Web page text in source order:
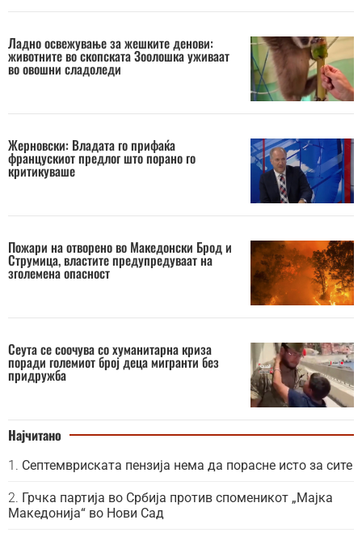
Ладно освежување за жешките денови:
животните во скопската Зоолошка уживаат
во овошни сладоледи
Жерновски: Владата го прифаќа
францускиот предлог што порано го
критикуваше
Пожари на отворено во Македонски Брод и
Струмица, властите предупредуваат на
зголемена опасност
Сеута се соочува со хуманитарна криза
поради големиот број деца мигранти без
придружба
Најчитано
Септемвриската пензија нема да порасне исто за сите
Грчка партија во Србија против споменикот „Мајка
Македонија“ во Нови Сад